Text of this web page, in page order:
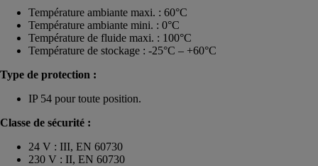
Température ambiante maxi. : 60°C
Température ambiante mini. : 0°C
Température de fluide maxi. : 100°C
Température de stockage : -25°C – +60°C
Type de protection :
IP 54 pour toute position.
Classe de sécurité :
24 V : III, EN 60730
230 V : II, EN 60730